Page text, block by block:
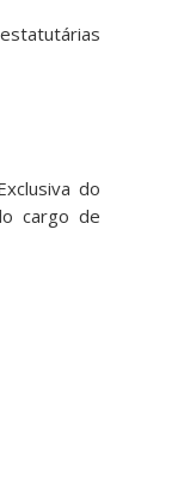
estatutárias
do
cargo de